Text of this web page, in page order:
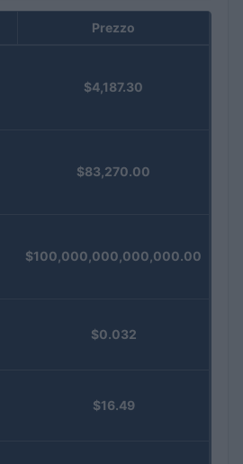
Prezzo
$4,187.30
$83,270.00
$100,000,000,000,000.00
$0.032
$16.49